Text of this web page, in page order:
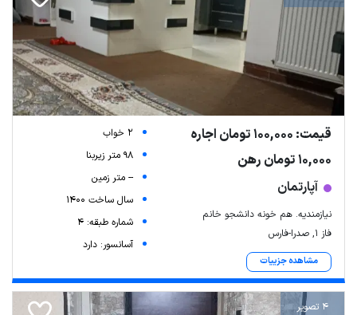
قیمت: 100,000 تومان اجاره
10,000 تومان رهن
آپارتمان
نیازمندیه. هم خونه دانشجو خانم
فاز ۱, صدرا-فارس
مشاهده جزییات
2 خواب
98 متر زیربنا
-- متر زمین
سال ساخت 1400
شماره طبقه: 4
آسانسور: دارد
4 تصویر